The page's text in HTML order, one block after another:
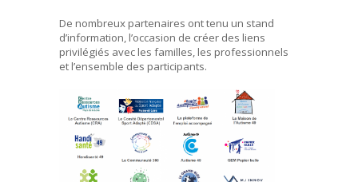
De nombreux partenaires ont tenu un stand
d’information, l’occasion de créer des liens
privilégiés avec les familles, les professionnels
et l’ensemble des participants.